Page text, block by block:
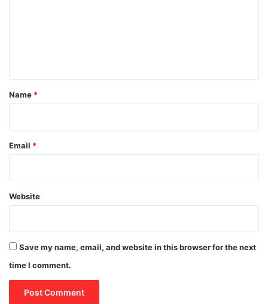
*
Name *
Email *
Website
Save my name, email, and website in this browser for the next
time I comment.